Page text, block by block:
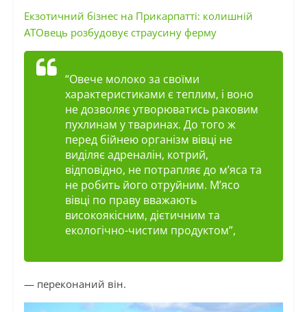
Екзотичний бізнес на Прикарпатті: колишній
АТОвець розбудовує страусину ферму
“Овече молоко за своїми
характеристиками є теплим, і воно
не дозволяє утворюватись раковим
пухлинам у тваринах. До того ж
перед бійнею організм вівці не
виділяє адреналін, котрий,
відповідно, не потрапляє до м’яса та
не робить його отруйним. М’ясо
вівці по праву вважають
високоякісним, дієтичним та
екологічно-чистим продуктом”,
— переконаний він.